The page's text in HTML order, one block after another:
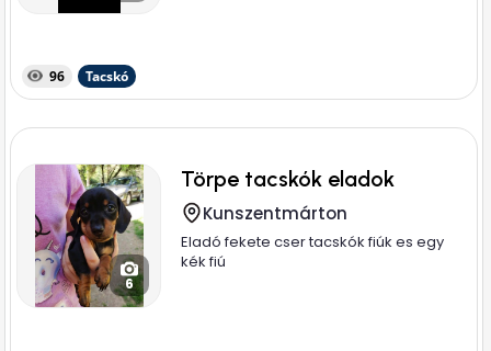
96 Tacskó
6
Törpe tacskók eladok
Kunszentmárton
Eladó fekete cser tacskók fiúk es egy
kék fiú